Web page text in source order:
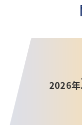
2026年